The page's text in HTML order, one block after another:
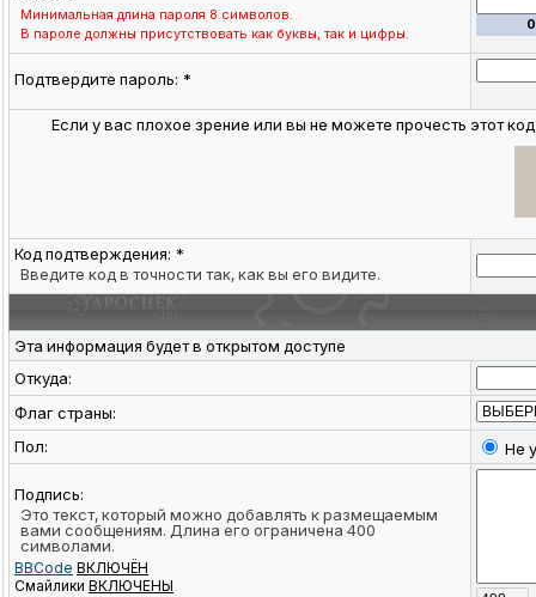
Минимальная длина пароля 8 символов.
В пароле должны присутствовать как буквы, так и цифры.
Подтвердите пароль: *
Если у вас плохое зрение или вы не можете прочесть этот
Код подтверждения: *
Введите код в точности так, как вы его видите.
Эта информация будет в открытом доступе
Откуда:
Флаг страны:
Пол:
Не
Подпись:
Это текст, который можно добавлять к размещаемым
вами сообщениям. Длина его ограничена 400
символами.
BBCode ВКЛЮЧЁН
Смайлики ВКЛЮЧЕНЫ